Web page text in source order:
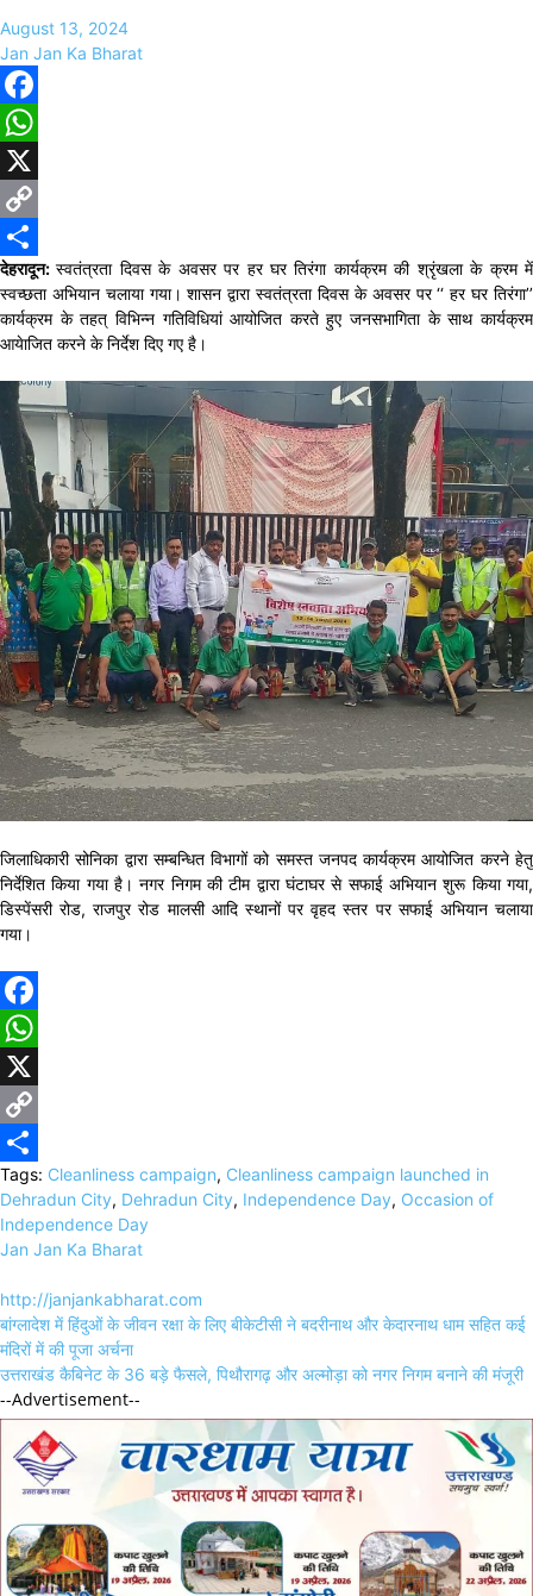
August 13, 2024
Jan Jan Ka Bharat
Facebook
WhatsApp
X
Copy
Link
Share
देहरादून:स्वतंत्रता दिवस के अवसर पर हर घर तिरंगा कार्यक्रम की श्रृंखला के क्रम में
स्वच्छता अभियान चलाया गया। शासन द्वारा स्वतंत्रता दिवस के अवसर पर ‘‘ हर घर तिरंगा’’
कार्यक्रम के तहत् विभिन्न गतिविधियां आयोजित करते हुए जनसभागिता के साथ कार्यक्रम
आयेाजित करने के निर्देश दिए गए है।
जिलाधिकारी सोनिका द्वारा सम्बन्धित विभागों को समस्त जनपद कार्यक्रम आयोजित करने हेतु
निर्देशित किया गया है। नगर निगम की टीम द्वारा घंटाघर से सफाई अभियान शुरू किया गया,
डिस्पेंसरी रोड, राजपुर रोड मालसी आदि स्थानों पर वृहद स्तर पर सफाई अभियान चलाया
गया।
Facebook
WhatsApp
X
Copy
Link
Share
Tags: Cleanliness campaign, Cleanliness campaign launched in
Dehradun City, Dehradun City, Independence Day, Occasion of
Independence Day
Jan Jan Ka Bharat
http://janjankabharat.com
Post
navigation
बांग्लादेश में हिंदुओं के जीवन रक्षा के लिए बीकेटीसी ने बदरीनाथ और केदारनाथ धाम सहित कई
मंदिरों में की पूजा अर्चना
उत्तराखंड कैबिनेट के 36 बड़े फैसले, पिथौरागढ़ और अल्मोड़ा को नगर निगम बनाने की मंजूरी
--Advertisement--